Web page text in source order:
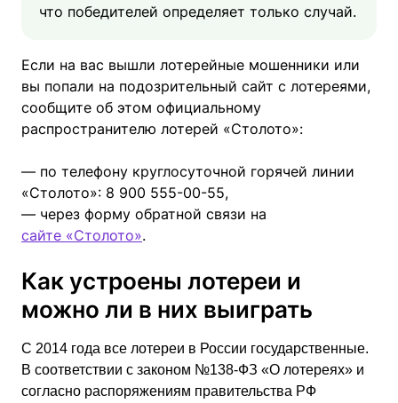
что победителей определяет только случай.
Если на вас вышли лотерейные мошенники или
вы попали на подозрительный сайт с лотереями,
сообщите об этом официальному
распространителю лотерей «Столото»:
— по телефону круглосуточной горячей линии
«Столото»: 8 900 555-00-55,
— через форму обратной связи на
сайте «Столото».
Как устроены лотереи и
можно ли в них выиграть
С 2014 года все лотереи в России государственные.
В соответствии с законом №138-ФЗ «О лотереях» и
согласно распоряжениям правительства РФ